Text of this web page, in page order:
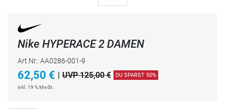
Nike HYPERACE 2 DAMEN
Art.Nr.: AA0286-001-9
62,50 € | UVP 125,00 € DU SPARST 50%
inkl. 19 % MwSt.